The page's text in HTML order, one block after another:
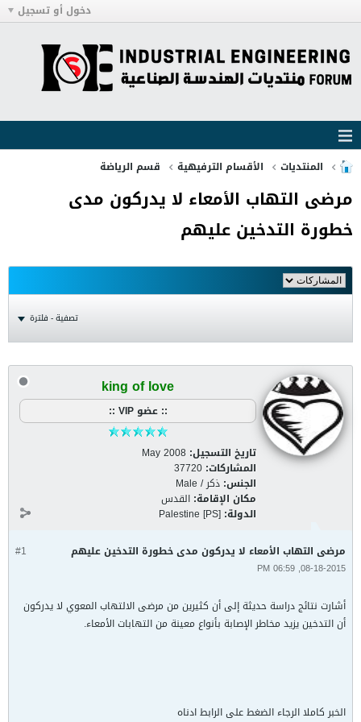
دخول أو تسجيل
المنتديات الأقسام الترفيهية قسم الرياضة
مرضى التهاب الأمعاء لا يدركون مدى
خطورة التدخين عليهم
تصفية - فلترة
king of love
:: عضو VIP ::
تاريخ التسجيل: May 2008
المشاركات: 37720
الجنس: ذكر / Male
مكان الإقامة: القدس
الدولة: Palestine [PS]
#1 مرضى التهاب الأمعاء لا يدركون مدى خطورة التدخين عليهم
08-18-2015, 06:59 PM
أشارت نتائج دراسة حديثة إلى أن كثيرين من مرضى الالتهاب المعوي لا يدركون
أن التدخين يزيد مخاطر الإصابة بأنواع معينة من التهابات الأمعاء.
الخبر كاملا الرجاء الضغط على الرابط ادناه